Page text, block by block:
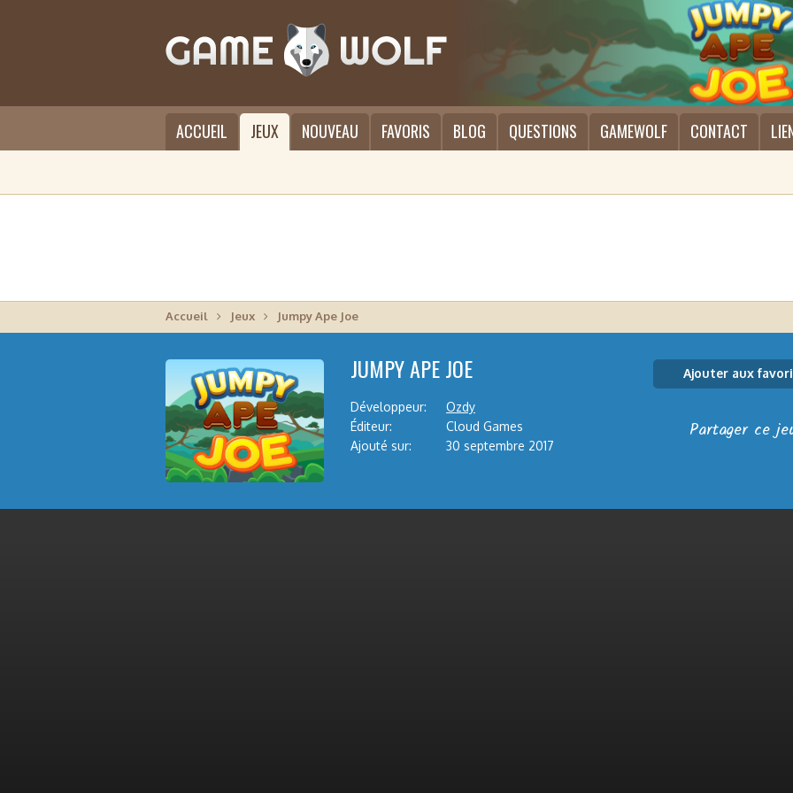
ACCUEIL JEUX NOUVEAU FAVORIS BLOG QUESTIONS GAMEWOLF CONTACT
Accueil Jeux Jumpy Ape Joe
JUMPY APE JOE
Développeur:
Ozdy
Éditeur:
Cloud Games
Ajouté sur:
30 septembre 2017
Ajouter aux
Partager ce